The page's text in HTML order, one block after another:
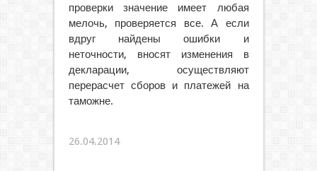
проверки значение имеет любая
мелочь, проверяется все. А если
вдруг найдены ошибки и
неточности, вносят изменения в
декларации, осуществляют
перерасчет сборов и платежей на
таможне.
26.04.2014